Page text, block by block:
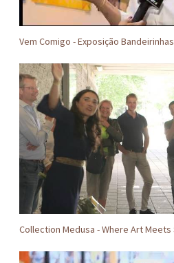
Vem Comigo - Exposição Bandeirinhas